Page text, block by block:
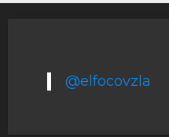
@elfocovzla